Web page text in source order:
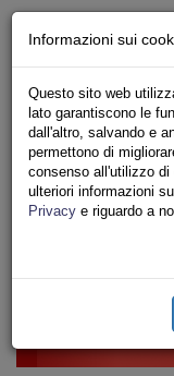
Toggle
Informazioni sui
Questo sito web
lato garantiscono le
dall'altro, salvando e
permettono di
consenso all'utilizzo
ulteriori informazioni
Privacy e riguardo a